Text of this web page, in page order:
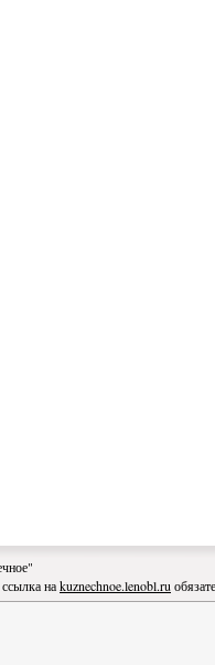
наkuznechnoe.lenobl.ru